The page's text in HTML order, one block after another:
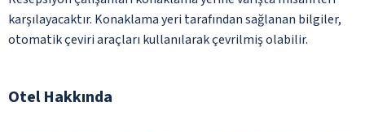
karşılayacaktır. Konaklama yeri tarafından sağlanan bilgiler,
otomatik çeviri araçları kullanılarak çevrilmiş olabilir.
Otel Hakkında